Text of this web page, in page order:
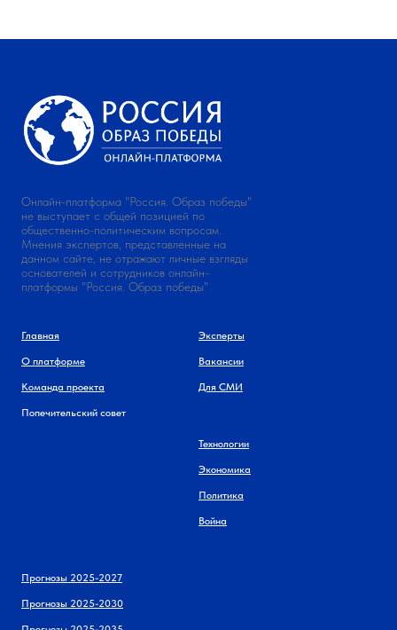
Онлайн-платформа "Россия. Образ победы"
не выступает с общей позицией по
общественно-политическим вопросам.
Мнения экспертов, представленные на
данном сайте, не отражают личные взгляды
основателей и сотрудников онлайн-
платформы "Россия. Образ победы"
Главная
О платформе
Команда проекта
Попечительский совет
Эксперты
Вакансии
Для СМИ
Технологии
Экономика
Политика
Война
Прогнозы 2025-2027
Прогнозы 2025-2030